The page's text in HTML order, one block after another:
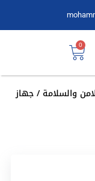
0
والسلامة/ جهاز